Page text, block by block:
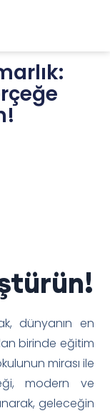
dünyanın en
birinde eğitim
mirası ile
modern ve
geleceğin